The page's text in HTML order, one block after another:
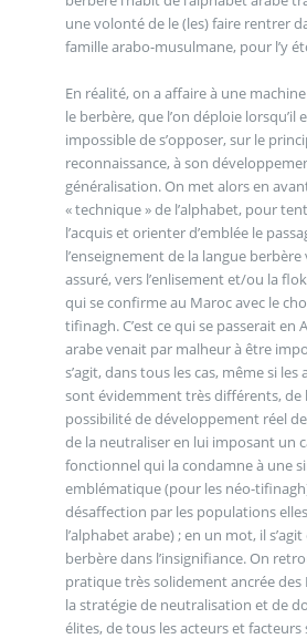
une volonté de le (les) faire rentrer
famille arabo-musulmane, pour l’y
En réalité, on a affaire à une
le berbère, que l’on déploie lorsqu’il
impossible de s’opposer, sur le
reconnaissance, à son
généralisation. On met alors en
« technique » de l’alphabet, pour
l’acquis et orienter d’emblée le
l’enseignement de la langue
assuré, vers l’enlisement et/ou la
qui se confirme au Maroc avec le
tifinagh. C’est ce qui se passerait en
arabe venait par malheur à être
s’agit, dans tous les cas, même si
sont évidemment très différents,
possibilité de développement réel
de la neutraliser en lui imposant un
fonctionnel qui la condamne à une
emblématique (pour les néo-
désaffection par les populations
l’alphabet arabe) ; en un mot, il
berbère dans l’insignifiance. On
pratique très solidement ancrée des
la stratégie de neutralisation et de
élites, de tous les acteurs et facteurs